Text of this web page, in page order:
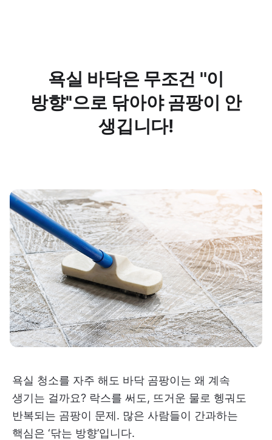
욕실 바닥은 무조건 ''이
방향''으로 닦아야 곰팡이 안
생깁니다!
욕실 청소를 자주 해도 바닥 곰팡이는 왜 계속
생기는 걸까요? 락스를 써도, 뜨거운 물로 헹궈도
반복되는 곰팡이 문제. 많은 사람들이 간과하는
핵심은 ‘닦는 방향’입니다.